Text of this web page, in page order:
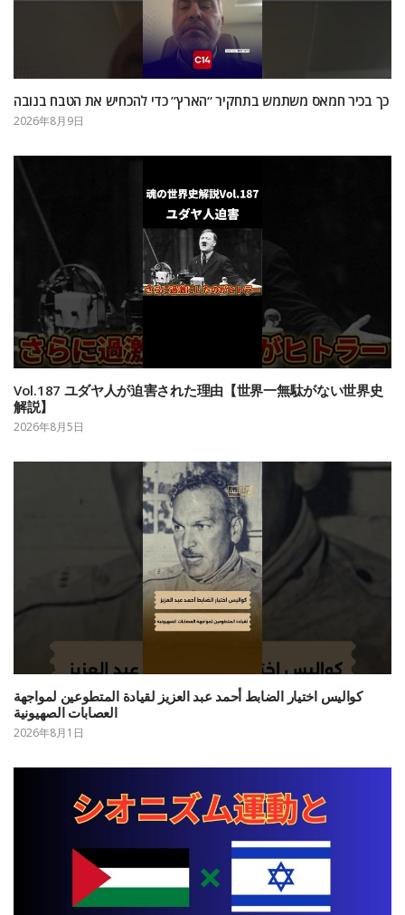
כך בכיר חמאס משתמש בתחקיר “הארץ” כדי להכחיש את הטבח בנובה
2026年8月9日
Vol.187 ユダヤ人が迫害された理由【世界一無駄がない世界史
解説】
2026年8月5日
كواليس اختيار الضابط أحمد عبد العزيز لقيادة المتطوعين لمواجهة
العصابات الصهيونية
2026年8月1日